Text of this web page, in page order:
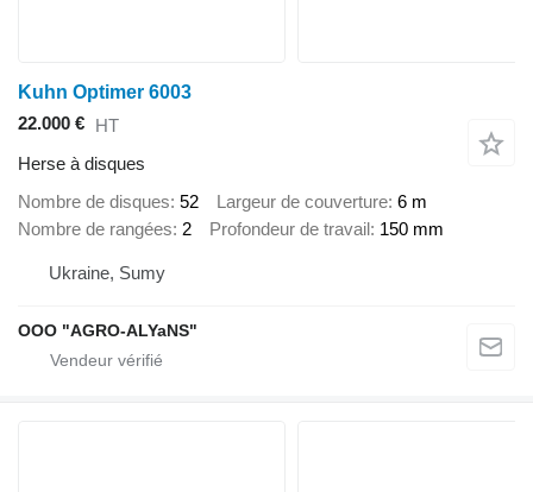
Kuhn Optimer 6003
22.000 € HT
Herse à disques
Nombre de disques 52 Largeur de couverture 6 m
Nombre de rangées 2 Profondeur de travail 150 mm
Ukraine, Sumy
OOO "AGRO-ALYaNS"